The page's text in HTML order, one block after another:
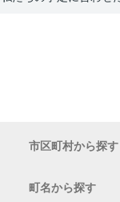
市区町村から探す
町名から探す